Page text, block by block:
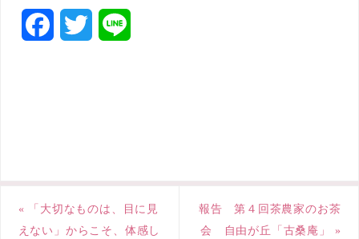
o
o
e
r
« 「大切なものは、目に見
えない」からこそ、体感し
報告 第４回茶農家のお茶
会 自由が丘「古桑庵」 »